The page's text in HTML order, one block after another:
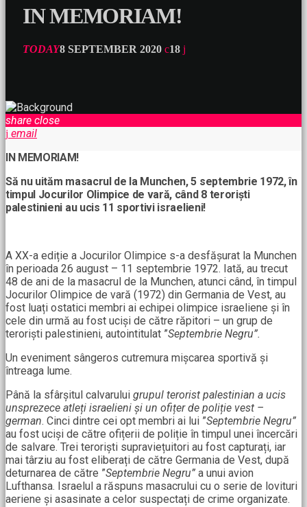
IN MEMORIAM!
TODAY8 SEPTEMBER 2020 18
share close
email
IN MEMORIAM!
Să nu uităm masacrul de la Munchen, 5 septembrie 1972, în
timpul Jocurilor Olimpice de vară, când 8 teroriști
palestinieni au ucis 11 sportivi israelieni!
A XX-a ediție a Jocurilor Olimpice s-a desfășurat la Munchen
în perioada 26 august – 11 septembrie 1972. Iată, au trecut
48 de ani de la masacrul de la Munchen, atunci când, în timpul
Jocurilor Olimpice de vară (1972) din Germania de Vest, au
fost luați ostatici membri ai echipei olimpice israeliene și în
cele din urmă au fost uciși de către răpitori – un grup de
teroriști palestinieni, autointitulat ”Septembrie Negru”.
Un eveniment sângeros cutremura mișcarea sportivă și
întreaga lume.
Până la sfârșitul calvarului grupul terorist palestinian a ucis
unsprezece atleți israelieni și un ofițer de poliție vest –
german. Cinci dintre cei opt membri ai lui ”Septembrie Negru”
au fost uciși de către ofițerii de poliție în timpul unei încercări
de salvare. Trei teroriști supraviețuitori au fost capturați, iar
mai târziu au fost eliberați de către Germania de Vest, după
deturnarea de către ”Septembrie Negru” a unui avion
Lufthansa. Israelul a răspuns masacrului cu o serie de lovituri
aeriene și asasinate a celor suspectați de crime organizate.